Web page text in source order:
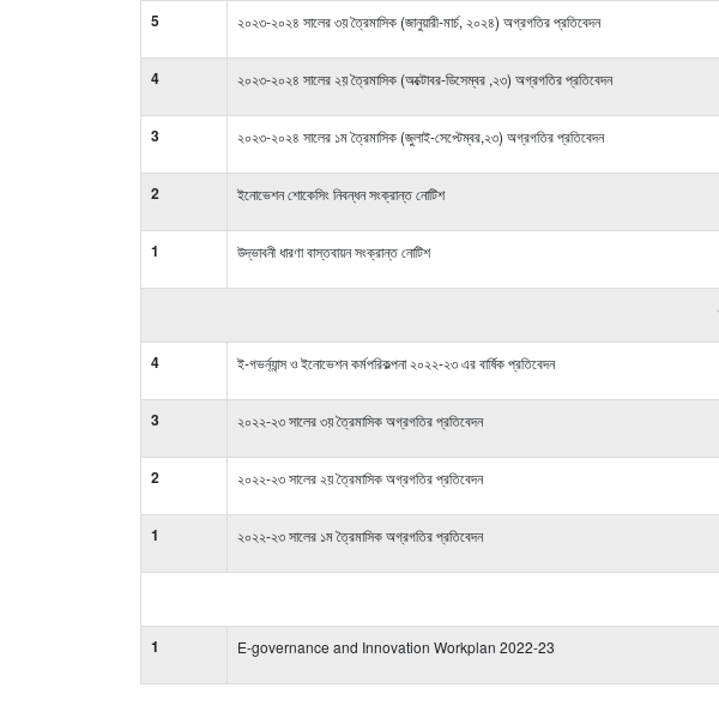
5 ২০২৩-২০২৪ সালের ৩য় ত্রৈমাসিক (জানুয়ারী-মার্চ, ২০২৪) অগ্রগতির প্রতিবেদন
4 ২০২৩-২০২৪ সালের ২য় ত্রৈমাসিক (অক্টোবর-ডিসেম্বর ,২৩) অগ্রগতির প্রতিবেদন
3 ২০২৩-২০২৪ সালের ১ম ত্রৈমাসিক (জুলাই-সেপ্টেম্বর,২৩) অগ্রগতির প্রতিবেদন
2 ইনোভেশন শোকেসিং নিবন্ধন সংক্রান্ত নোটিশ
1 উদ্ভাবনী ধারণা বাস্তবায়ন সংক্রান্ত নোটিশ
4 ই-গভর্ন্যান্স ও ইনোভেশন কর্মপরিকল্পনা ২০২২-২৩ এর বার্ষিক প্রতিবেদন
3 ২০২২-২৩ সালের ৩য় ত্রৈমাসিক অগ্রগতির প্রতিবেদন
2 ২০২২-২৩ সালের ২য় ত্রৈমাসিক অগ্রগতির প্রতিবেদন
1 ২০২২-২৩ সালের ১ম ত্রৈমাসিক অগ্রগতির প্রতিবেদন
1 E-governance and Innovation Workplan 2022-23